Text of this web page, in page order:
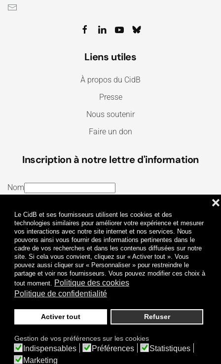
Le CidB et ses fournisseurs utilisent les cookies et des
technologies similaires pour améliorer votre expérience et mesurer
vos interactions avec notre site internet et nos services. Nous
pouvons ainsi vous fournir des informations pertinentes dans le
cadre de vos recherches et dans les contenus diffusées sur notre
site. Si cela vous convient, cliquez sur « Activer tout ». Vous
pouvez aussi cliquer sur « Personnaliser » pour restreindre le
partage et voir nos fournisseurs. Vous pouvez modifier ces choix à
tout moment. Politique des cookies
Politique de confidentialité
Activer tout Refuser
❌
Gestion de vos préférences sur les cookies
Indispensables Préférences
Statistiques
Marketing
Liens utiles
À propos du CidB
Presse
Nous soutenir
Faire un don
Inscription à notre lettre d'information
Nom
J’ai lu et j’accepte lesTermes et conditionset la
Politique de confidentialité
Je m'abonne
© 2009-2026 CidB. Tous droits réservés.